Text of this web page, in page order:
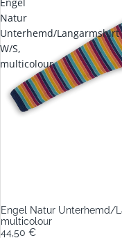
Natur
Unterhemd/Langarmshirt
W/S,
multicolour
Engel Natur Unterhemd/
multicolour
44,50 €